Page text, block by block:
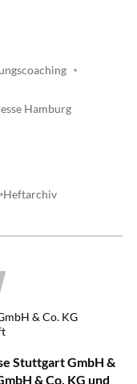
Hamburg
Heftarchiv
& Co. KG
Stuttgart GmbH &
& Co. KG und